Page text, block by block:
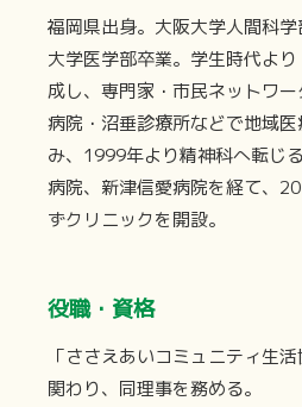
福岡県出身。大阪大学人間科
大学医学部卒業。学生時代よ
成し、専門家・市民ネットワ
病院・沼垂診療所などで地域
み、1999年より精神科へ転じ
病院、新津信愛病院を経て、
ずクリニックを開設。
役職・資格
「ささえあいコミュニティ生
関わり、同理事を務める。